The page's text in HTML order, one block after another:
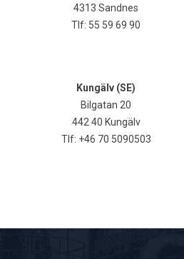
4313 Sandnes
Tlf: 55 59 69 90
Kungälv (SE)
Bilgatan 20
442 40 Kungälv
Tlf: +46 70 5090503